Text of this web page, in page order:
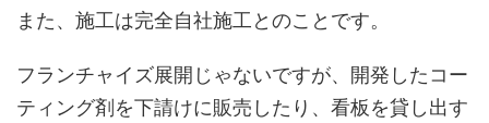
また、施工は完全自社施工とのことです。
フランチャイズ展開じゃないですが、開発したコー
ティング剤を下請けに販売したり、看板を貸し出す